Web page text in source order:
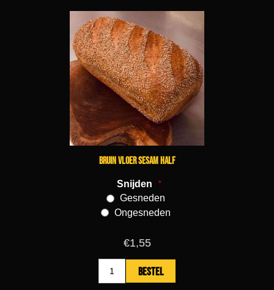
Bruin vloer sesam half
Snijden *
Gesneden
Ongesneden
€1,55